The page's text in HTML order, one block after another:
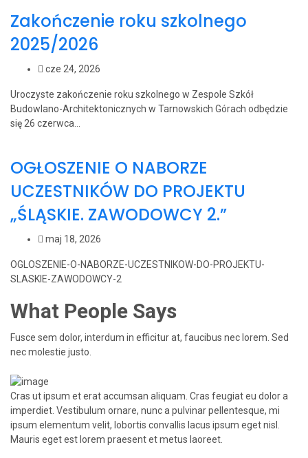
Zakończenie roku szkolnego
2025/2026
cze 24, 2026
Uroczyste zakończenie roku szkolnego w Zespole Szkół
Budowlano-Architektonicznych w Tarnowskich Górach odbędzie
się 26 czerwca...
OGŁOSZENIE O NABORZE
UCZESTNIKÓW DO PROJEKTU
„ŚLĄSKIE. ZAWODOWCY 2.”
maj 18, 2026
OGLOSZENIE-O-NABORZE-UCZESTNIKOW-DO-PROJEKTU-
SLASKIE-ZAWODOWCY-2
What People Says
Fusce sem dolor, interdum in efficitur at, faucibus nec lorem. Sed
nec molestie justo.
Cras ut ipsum et erat accumsan aliquam. Cras feugiat eu dolor a
imperdiet. Vestibulum ornare, nunc a pulvinar pellentesque, mi
ipsum elementum velit, lobortis convallis lacus ipsum eget nisl.
Mauris eget est lorem praesent et metus laoreet.